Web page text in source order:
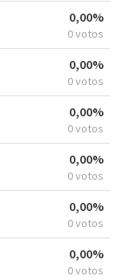
0,00%
0 votos
0,00%
0 votos
0,00%
0 votos
0,00%
0 votos
0,00%
0 votos
0,00%
0 votos